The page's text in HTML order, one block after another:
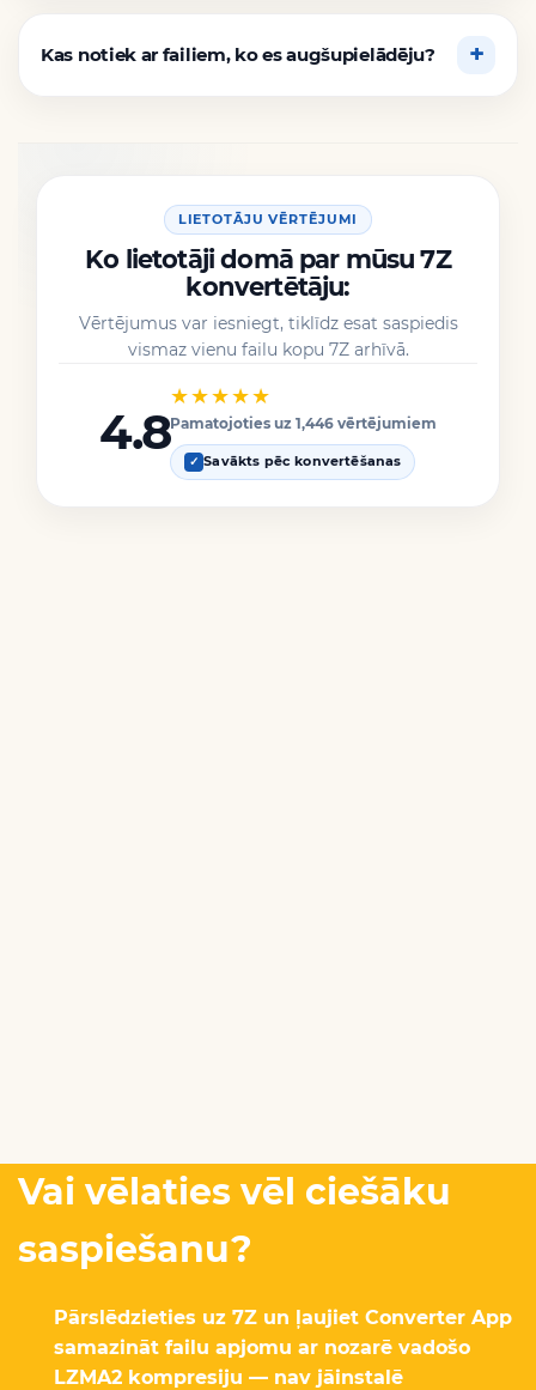
Kas notiek ar failiem, ko es augšupielādēju?
LIETOTĀJU VĒRTĒJUMI
Ko lietotāji domā par mūsu 7Z
konvertētāju:
Vērtējumus var iesniegt, tiklīdz esat saspiedis
vismaz vienu failu kopu 7Z arhīvā.
4.8
★★★★★
Pamatojoties uz 1,446 vērtējumiem
✓ Savākts pēc konvertēšanas
Vai vēlaties vēl ciešāku
saspiešanu?
Pārslēdzieties uz 7Z un ļaujiet Converter App
samazināt failu apjomu ar nozarē vadošo
LZMA2 kompresiju — nav jāinstalē